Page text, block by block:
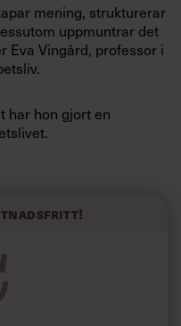
mening, strukturerar
uppmuntrar det
Eva Vingård, professor i
har hon gjort en